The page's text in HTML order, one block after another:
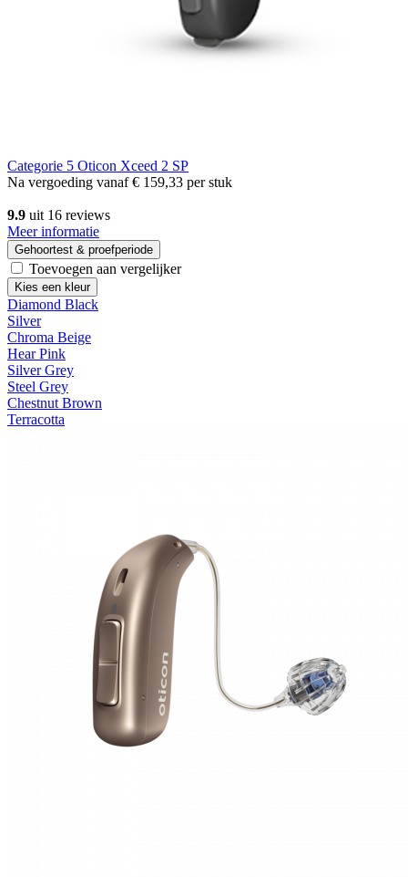
Categorie 5 Oticon Xceed 2 SP
Na vergoeding vanaf€ 159,33 per stuk
9.9 uit 16 reviews
Meer informatie
Gehoortest & proefperiode
Toevoegen aan vergelijker
Kies een kleur
Diamond Black
Silver
Chroma Beige
Hear Pink
Silver Grey
Steel Grey
Chestnut Brown
Terracotta